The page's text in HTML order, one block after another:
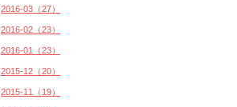
2016-03（27）
2016-02（23）
2016-01（23）
2015-12（20）
2015-11（19）